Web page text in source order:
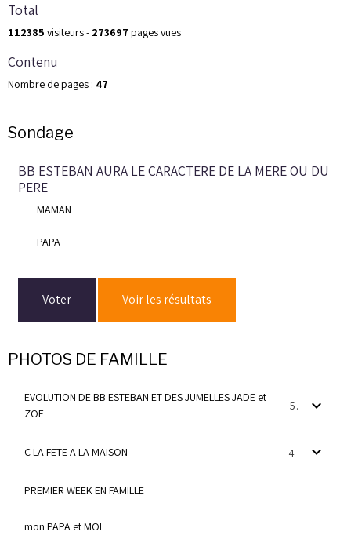
Total
112385 visiteurs - 273697 pages vues
Contenu
Nombre de pages : 47
Sondage
BB ESTEBAN AURA LE CARACTERE DE LA MERE OU DU
PERE
MAMAN
PAPA
Voter Voir les résultats
PHOTOS DE FAMILLE
EVOLUTION DE BB ESTEBAN ET DES JUMELLES JADE et
ZOE
5
C LA FETE A LA MAISON 4
PREMIER WEEK EN FAMILLE
mon PAPA et MOI